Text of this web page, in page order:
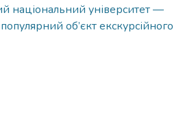
національний університет —
об’єкт екскурсійного